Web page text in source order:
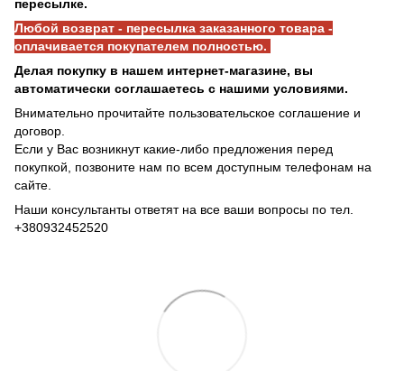
пересылке.
Любой возврат - пересылка заказанного товара -
оплачивается покупателем полностью.
Делая покупку в нашем интернет-магазине, вы
автоматически соглашаетесь с нашими условиями.
Внимательно прочитайте пользовательское соглашение и
договор.
Если у Вас возникнут какие-либо предложения перед
покупкой, позвоните нам по всем доступным телефонам на
сайте.
Наши консультанты ответят на все ваши вопросы по тел.
+380932452520